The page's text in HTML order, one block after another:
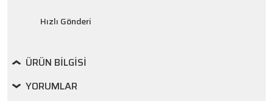
Hızlı Gönderi
ÜRÜN BILGISI
YORUMLAR